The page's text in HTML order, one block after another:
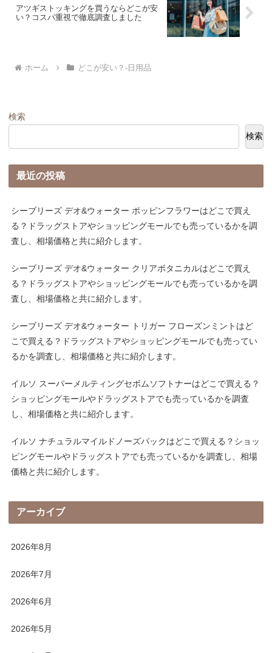
アツギストッキングを買うならどこが安
い？コスパ重視で徹底調査しました
ホーム どこが安い？-日用品
検索
検索
最近の投稿
シーブリーズ デオ&ウォーター ポッピンフラワーはどこで買え
る？ドラッグストアやショッピングモールでも売っているかを調
査し、相場価格と共に紹介します。
シーブリーズ デオ&ウォーター クリアボタニカルはどこで買え
る？ドラッグストアやショッピングモールでも売っているかを調
査し、相場価格と共に紹介します。
シーブリーズ デオ&ウォーター トリガー フローズンミントはど
こで買える？ドラッグストアやショッピングモールでも売ってい
るかを調査し、相場価格と共に紹介します。
イルソ スーパーメルティングセボムソフトナーはどこで買える？
ショッピングモールやドラッグストアでも売っているかを調査
し、相場価格と共に紹介します。
イルソ ナチュラルマイルドノーズパックはどこで買える？ショッ
ピングモールやドラッグストアでも売っているかを調査し、相場
価格と共に紹介します。
アーカイブ
2026年8月
2026年7月
2026年6月
2026年5月